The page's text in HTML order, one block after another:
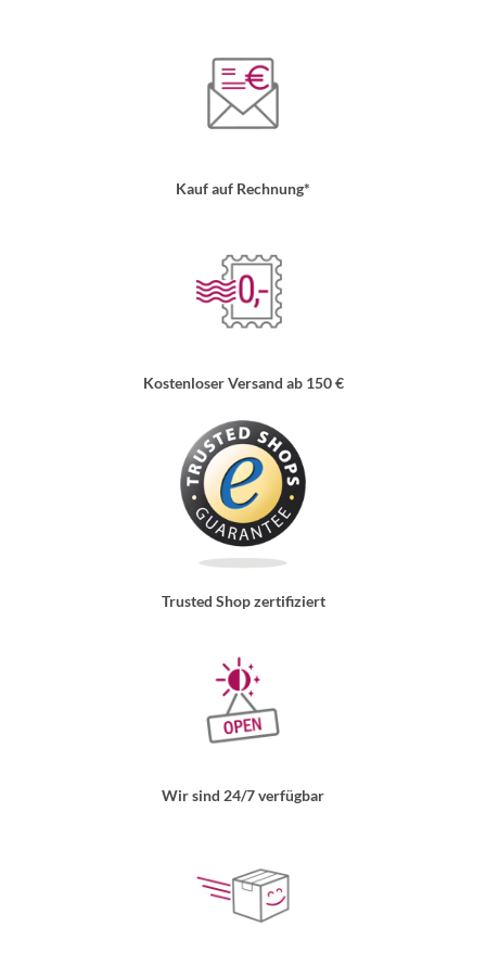
Kauf auf Rechnung*
Kostenloser Versand ab 150 €
Trusted Shop zertifiziert
Wir sind 24/7 verfügbar